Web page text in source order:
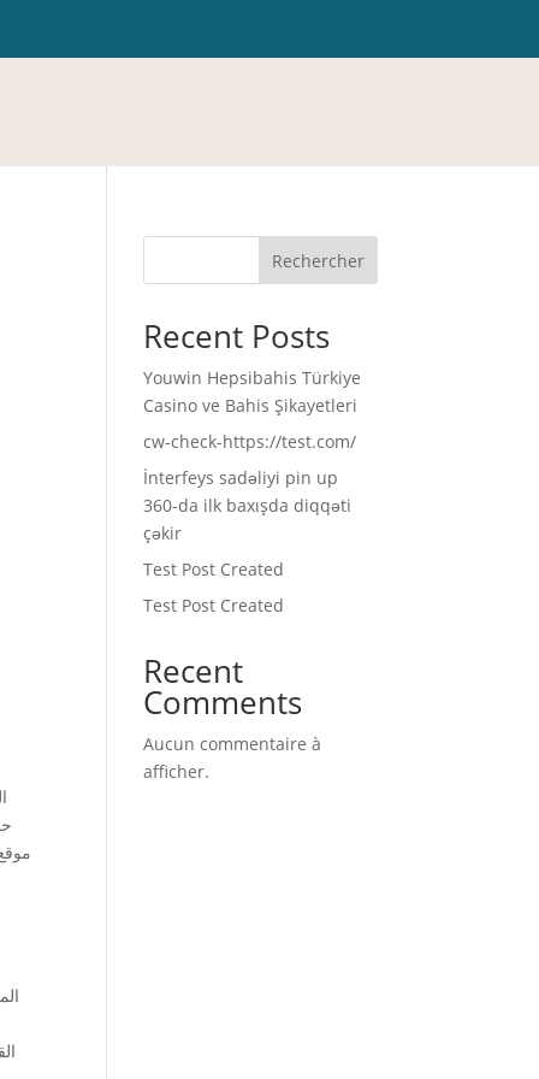
Rechercher
Recent Posts
Youwin Hepsibahis Türkiye
Casino ve Bahis Şikayetleri
cw-check-https://test.com/
İnterfeys sadəliyi pin up
360-da ilk baxışda diqqəti
çəkir
Test Post Created
Test Post Created
Recent
Comments
Aucun commentaire à
afficher.